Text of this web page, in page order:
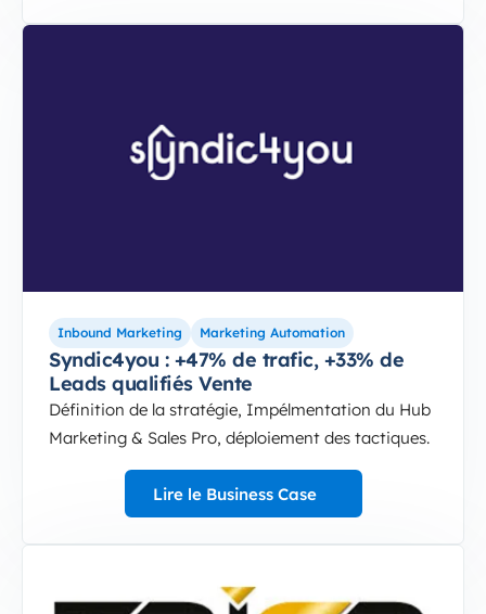
Inbound Marketing Marketing Automation
Syndic4you : +47% de trafic, +33% de
Leads qualifiés Vente
Définition de la stratégie, Impélmentation du Hub
Marketing & Sales Pro, déploiement des tactiques.
Lire le Business Case